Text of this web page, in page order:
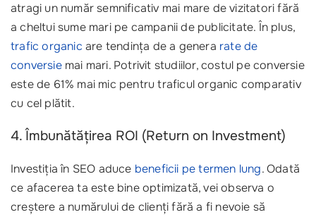
atragi un număr semnificativ mai mare de vizitatori fără
a cheltui sume mari pe campanii de publicitate. În plus,
trafic organic are tendința de a genera rate de
conversiemai mari. Potrivit studiilor, costul pe conversie
este de 61% mai mic pentru traficul organic comparativ
cu cel plătit.
4. Îmbunătățirea ROI (Return on Investment)
Investiția în SEO aduce beneficii pe termen lung. Odată
ce afacerea ta este bine optimizată, vei observa o
creștere a numărului de clienți fără a fi nevoie să